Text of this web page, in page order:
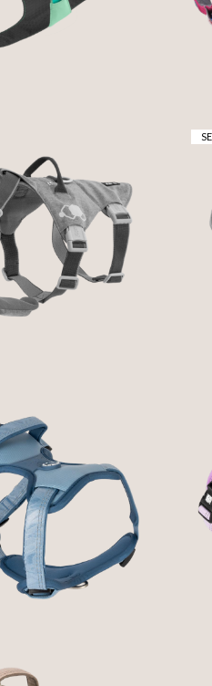
79,49 €
HARNESS
-
DE 3 PONTOS -
HURTTA
€ — 88,99 €
SMART ID
HARNESS -
2.0 AZUL
€ — 59,90 €